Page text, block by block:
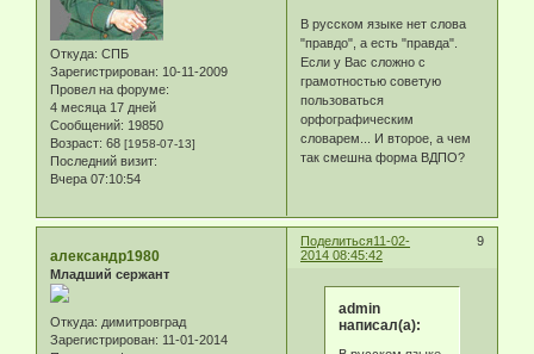
Откуда: СПБ
Зарегистрирован: 10-11-2009
Провел на форуме:
4 месяца 17 дней
Сообщений: 19850
Возраст: 68 [1958-07-13]
Последний визит:
Вчера 07:10:54
В русском языке нет слова
"правдо", а есть "правда".
Если у Вас сложно с
грамотностью советую
пользоваться
орфографическим
словарем... И второе, а чем
так смешна форма ВДПО?
Поделиться 9
11-02-
2014 08:45:42
александр1980
Младший сержант
Откуда: димитровград
Зарегистрирован: 11-01-2014
admin
написал(а):